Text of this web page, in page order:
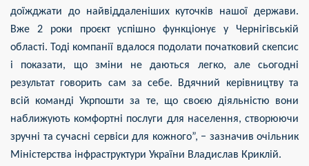
доїжджати до найвіддаленіших куточків нашої держави.
Вже 2 роки проєкт успішно функціонує у Чернігівській
області. Тоді компанії вдалося подолати початковий скепсис
і показати, що зміни не даються легко, але сьогодні
результат говорить сам за себе. Вдячний керівництву та
всій команді Укрпошти за те, що своєю діяльністю вони
наближують комфортні послуги для населення, створюючи
зручні та сучасні сервіси для кожного”, − зазначив очільник
Міністерства інфраструктури України Владислав Криклій.